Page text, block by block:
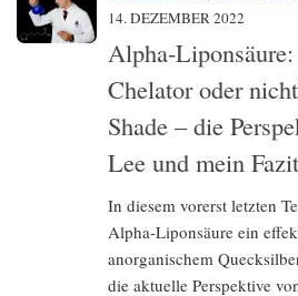
14. DEZEMBER 2022
Alpha-
Chelator oder
Shade – die
Lee und mein
In diesem vorerst letzten
Alpha-Liponsäure ein
anorganischem
die aktuelle Perspektive